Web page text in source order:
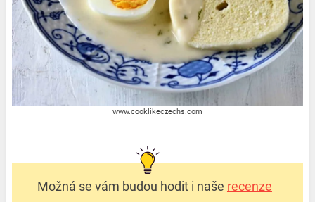
www.cooklikeczechs.com
Možná se vám budou hodit i naše recenze